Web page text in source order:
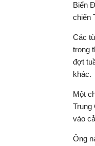
Biển
chiến
Các
trong
đợt
khác.
Một
Trung
vào
Ông